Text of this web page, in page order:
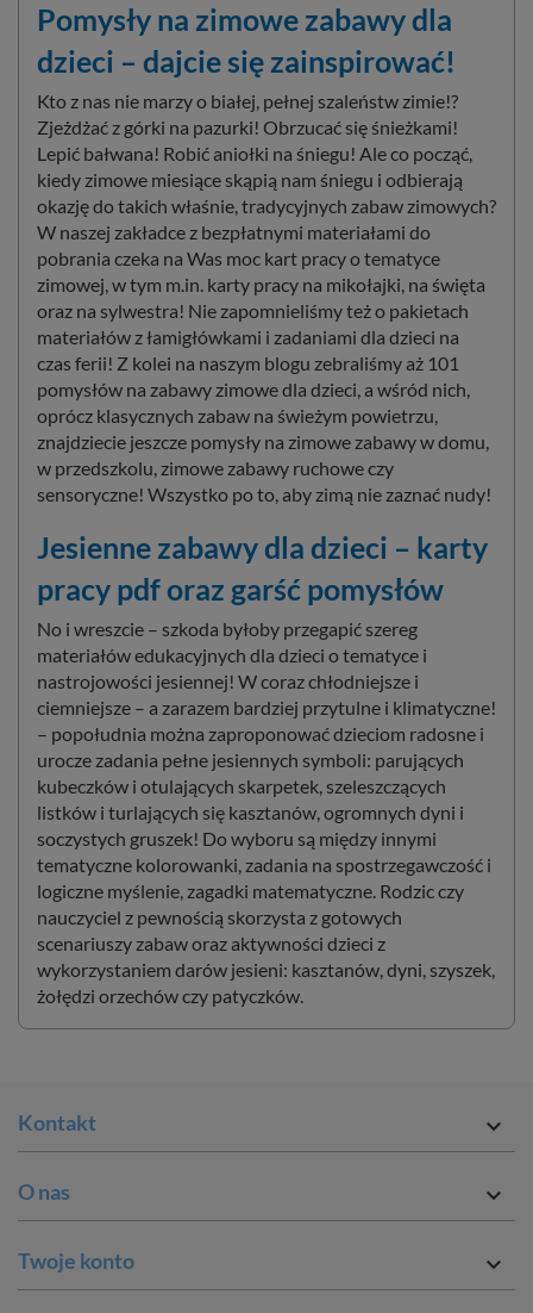
Pomysły na zimowe zabawy dla
dzieci – dajcie się zainspirować!
Kto z nas nie marzy o białej, pełnej szaleństw zimie!?
Zjeżdżać z górki na pazurki! Obrzucać się śnieżkami!
Lepić bałwana! Robić aniołki na śniegu! Ale co począć,
kiedy zimowe miesiące skąpią nam śniegu i odbierają
okazję do takich właśnie, tradycyjnych zabaw zimowych?
W naszej zakładce z bezpłatnymi materiałami do
pobrania czeka na Was moc kart pracy o tematyce
zimowej, w tym m.in. karty pracy na mikołajki, na święta
oraz na sylwestra! Nie zapomnieliśmy też o pakietach
materiałów z łamigłówkami i zadaniami dla dzieci na
czas ferii! Z kolei na naszym blogu zebraliśmy aż 101
pomysłów na zabawy zimowe dla dzieci, a wśród nich,
oprócz klasycznych zabaw na świeżym powietrzu,
znajdziecie jeszcze pomysły na zimowe zabawy w domu,
w przedszkolu, zimowe zabawy ruchowe czy
sensoryczne! Wszystko po to, aby zimą nie zaznać nudy!
Jesienne zabawy dla dzieci – karty
pracy pdf oraz garść pomysłów
No i wreszcie – szkoda byłoby przegapić szereg
materiałów edukacyjnych dla dzieci o tematyce i
nastrojowości jesiennej! W coraz chłodniejsze i
ciemniejsze – a zarazem bardziej przytulne i klimatyczne!
– popołudnia można zaproponować dzieciom radosne i
urocze zadania pełne jesiennych symboli: parujących
kubeczków i otulających skarpetek, szeleszczących
listków i turlających się kasztanów, ogromnych dyni i
soczystych gruszek! Do wyboru są między innymi
tematyczne kolorowanki, zadania na spostrzegawczość i
logiczne myślenie, zagadki matematyczne. Rodzic czy
nauczyciel z pewnością skorzysta z gotowych
scenariuszy zabaw oraz aktywności dzieci z
wykorzystaniem darów jesieni: kasztanów, dyni, szyszek,
żołędzi orzechów czy patyczków.
Kontakt 
O nas 
Twoje konto 